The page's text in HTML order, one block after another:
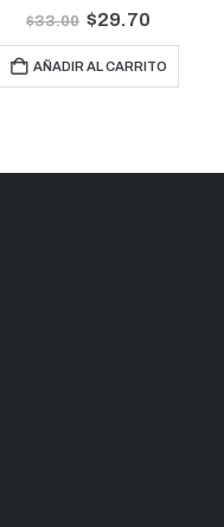
out of 5
$33.00 $29.70
AÑADIR AL CARRITO